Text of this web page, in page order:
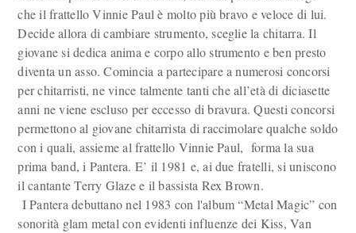
che il frattello Vinnie Paul è molto più bravo e veloce di lui.
Decide allora di cambiare strumento, sceglie la chitarra. Il
giovane si dedica anima e corpo allo strumento e ben presto
diventa un asso. Comincia a partecipare a numerosi concorsi
per chitarristi, ne vince talmente tanti che all’età di diciasette
anni ne viene escluso per eccesso di bravura. Questi concorsi
permettono al giovane chitarrista di raccimolare qualche soldo
con i quali, assieme al frattello Vinnie Paul, forma la sua
prima band, i Pantera. E’ il 1981 e, ai due fratelli, si uniscono
il cantante Terry Glaze e il bassista Rex Brown.
I Pantera debuttano nel 1983 con l'album “Metal Magic” con
sonorità glam metal con evidenti influenze dei Kiss, Van